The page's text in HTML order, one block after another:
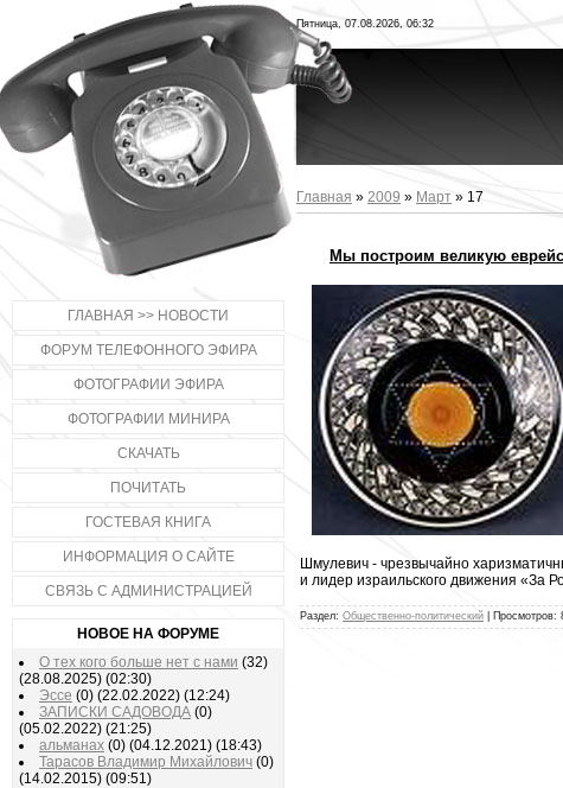
ГЛАВНАЯ >> НОВОСТИ
ФОРУМ ТЕЛЕФОННОГО ЭФИРА
ФОТОГРАФИИ ЭФИРА
ФОТОГРАФИИ МИНИРА
СКАЧАТЬ
ПОЧИТАТЬ
ГОСТЕВАЯ КНИГА
ИНФОРМАЦИЯ О САЙТЕ
СВЯЗЬ С АДМИНИСТРАЦИЕЙ
НОВОЕ НА ФОРУМЕ
О тех кого больше нет с нами (32)
(28.08.2025) (02:30)
Эссе (0) (22.02.2022) (12:24)
ЗАПИСКИ САДОВОДА (0)
(05.02.2022) (21:25)
альманах (0) (04.12.2021) (18:43)
Тарасов Владимир Михайлович (0)
(14.02.2015) (09:51)
Пятница, 07.08.2026, 06:32
Главная » 2009 » Март » 17
Мы построим великую
Шмулевич - чрезвычайно
и лидер израильского движения «За
Раздел: Общественно-политический | Просмотров: